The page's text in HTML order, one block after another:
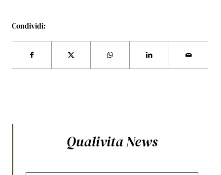
Condividi:
Qualivita News